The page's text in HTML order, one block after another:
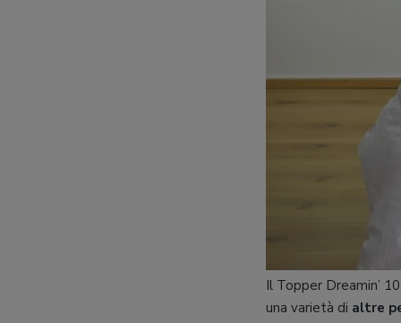
Il Topper Dreamin’
una varietà di altre